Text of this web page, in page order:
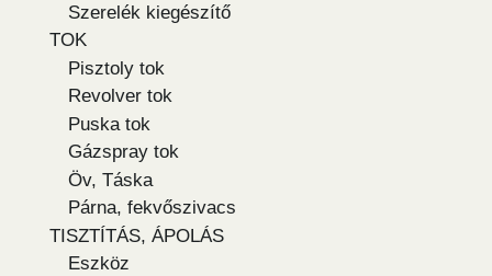
Szerelék kiegészítő
TOK
Pisztoly tok
Revolver tok
Puska tok
Gázspray tok
Öv, Táska
Párna, fekvőszivacs
TISZTÍTÁS, ÁPOLÁS
Eszköz